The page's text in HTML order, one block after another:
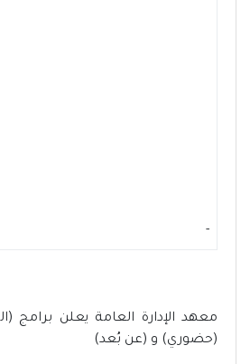
-
معهد الإدارة العامة يعلن برامج
(حضوري) و (عن بُعد)